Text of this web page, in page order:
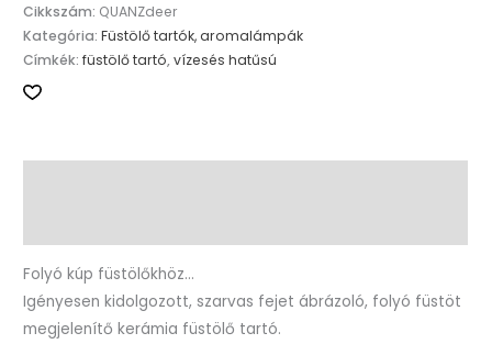
Cikkszám: QUANZdeer
Kategória:Füstölő tartók, aromalámpák
Címkék:füstölő tartó,vízesés hatűsú
Folyó kúp füstölőkhöz…
Igényesen kidolgozott, szarvas fejet ábrázoló, folyó füstöt
megjelenítő kerámia füstölő tartó.